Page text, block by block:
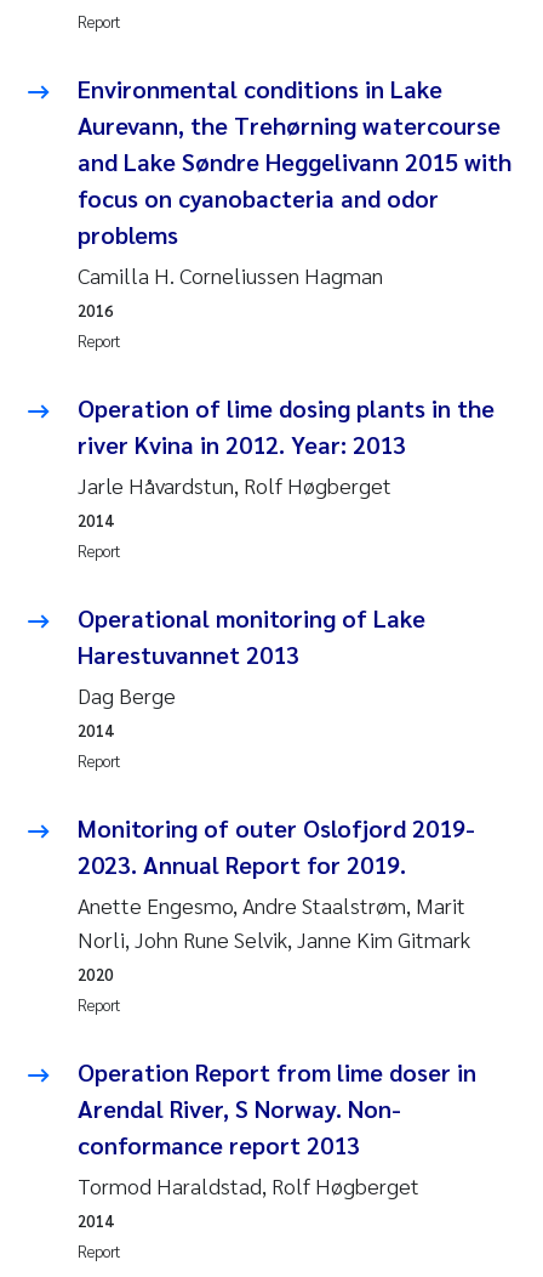
Roar Brænden
Prem Chand
Erling Aarhus Bratsberg
Susan Skogtvedt Røed
Medyan Esam Ghareeb
Froukje Maria Platjouw
Elianne Dunthorn Egge
Heleen de Wit
Wenche Eikrem
Louise Valestrand
Maeve McGovern
Anastasia Georgantzopoulou
Sophie Mentzel
Veronica Sæther Eftevåg
Odd Arne Segtnan Skogan
Jens Vedal
Uta Brandt
Kasper Hancke
Richard Garth James Bellerby
Report
Environmental conditions in Lake
Aurevann, the Trehørning watercourse
and Lake Søndre Heggelivann 2015 with
focus on cyanobacteria and odor
problems
Camilla H. Corneliussen Hagman
Report
2016
Operation of lime dosing plants in the
river Kvina in 2012. Year: 2013
Jarle Håvardstun, Rolf Høgberget
Report
2014
Operational monitoring of Lake
Harestuvannet 2013
Dag Berge
Report
2014
Monitoring of outer Oslofjord 2019-
2023. Annual Report for 2019.
Anette Engesmo, Andre Staalstrøm, Marit
Norli, John Rune Selvik, Janne Kim Gitmark
Report
2020
Operation Report from lime doser in
Arendal River, S Norway. Non-
conformance report 2013
Tormod Haraldstad, Rolf Høgberget
Report
2014